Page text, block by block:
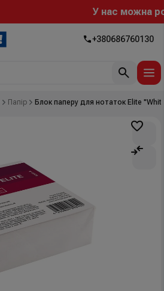
У нас можна
+380686760130
Папір Блок паперу для нотаток Elite